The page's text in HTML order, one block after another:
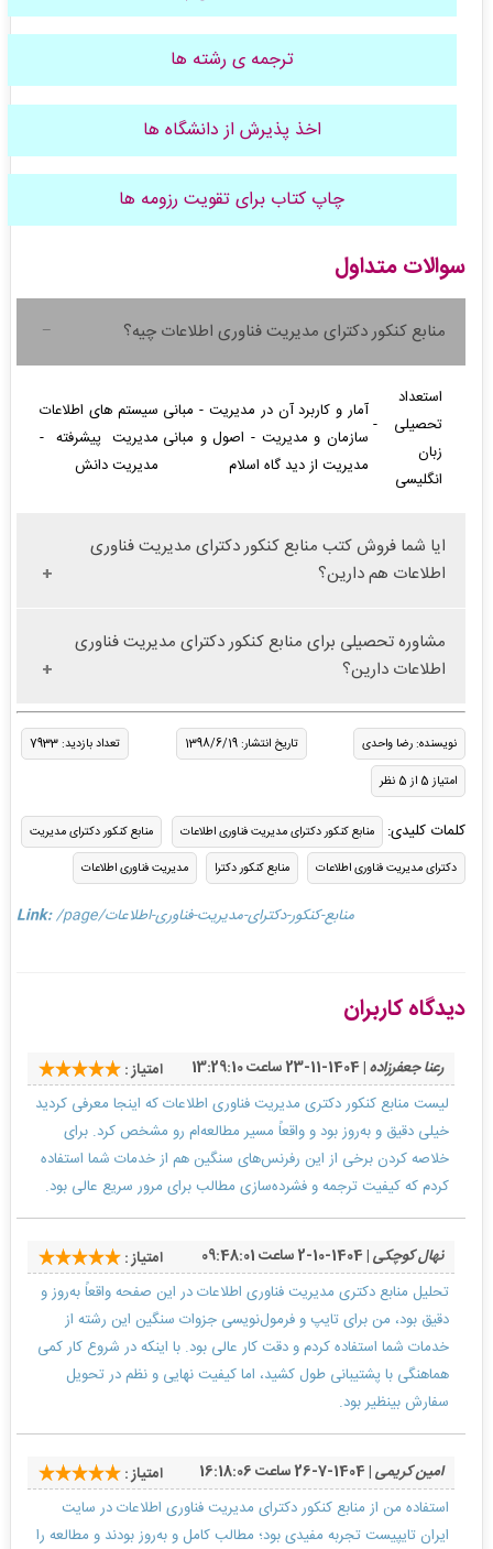
ترجمه ی رشته ها
اخذ پذیرش از دانشگاه ها
چاپ کتاب برای تقویت رزومه ها
سوالات متداول
منابع کنکور دکترای مدیریت فناوری اطلاعات چیه؟
استعداد
تحصیلی -
زبان
انگلیسی
آمار و كاربرد آن در مدیریت - مبانی
سازمان و مدیریت - اصول و مبانی
مدیریت از دید گاه اسلام
سیستم های اطلاعات
مدیریت پیشرفته -
مدیریت دانش
ایا شما فروش کتب منابع کنکور دکترای مدیریت فناوری
اطلاعات هم دارین؟
مشاوره تحصیلی برای منابع کنکور دکترای مدیریت فناوری
اطلاعات دارین؟
نویسنده: رضا واحدی تاریخ انتشار: 1398/6/19
تعداد بازدید: 7933
امتیاز 5 از 5 نظر
کلمات کلیدی: منابع کنکور دکترای مدیریت فناوری اطلاعات
منابع کنکور دکترای مدیریت
دکترای مدیریت فناوری اطلاعات
منابع کنکور دکترا مدیریت فناوری اطلاعات
Link: /page/منابع-کنکور-دکترای-مدیریت-فناوری-اطلاعات
دیدگاه کاربران
رعنا جعفرزاده| 1404-11-23 ساعت 13:29:10
امتیاز :
لیست منابع کنکور دکتری مدیریت فناوری اطلاعات که اینجا معرفی کردید
خیلی دقیق و به‌روز بود و واقعاً مسیر مطالعه‌ام رو مشخص کرد. برای
خلاصه کردن برخی از این رفرنس‌های سنگین هم از خدمات شما استفاده
کردم که کیفیت ترجمه و فشرده‌سازی مطالب برای مرور سریع عالی بود.
نهال کوچکی| 1404-10-2 ساعت 09:48:01
امتیاز :
تحلیل منابع دکتری مدیریت فناوری اطلاعات در این صفحه واقعاً به‌روز و
دقیق بود، من برای تایپ و فرمول‌نویسی جزوات سنگین این رشته از
خدمات شما استفاده کردم و دقت کار عالی بود. با اینکه در شروع کار کمی
هماهنگی با پشتیبانی طول کشید، اما کیفیت نهایی و نظم در تحویل
سفارش بینظیر بود.
امین کریمی| 1404-7-26 ساعت 16:18:06
امتیاز :
استفاده من از منابع کنکور دکترای مدیریت فناوری اطلاعات در سایت
ایران تایپیست تجربه مفیدی بود؛ مطالب کامل و به‌روز بودند و مطالعه را